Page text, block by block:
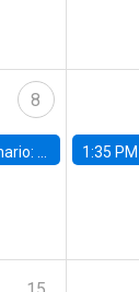
8
progresar en la era de la IA» 1:35